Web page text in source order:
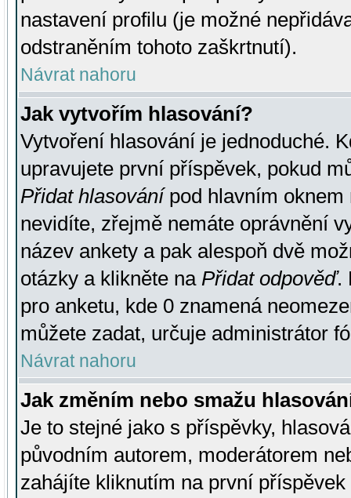
nastavení profilu (je možné
odstraněním tohoto zaškrtnutí).
Návrat nahoru
Jak vytvořím hlasování?
Vytvoření hlasování je jednoduché.
upravujete první příspěvek, pokud
Přidat hlasovánípod hlavním oknem
nevidíte, zřejmě nemáte oprávnění
název ankety a pak alespoň dvě
otázky a klikněte na Přidat odpověď.
pro anketu, kde 0 znamená
můžete zadat, určuje administrátor
Návrat nahoru
Jak změním nebo smažu
Je to stejné jako s příspěvky,
původním autorem, moderátorem
zahájíte kliknutím na první